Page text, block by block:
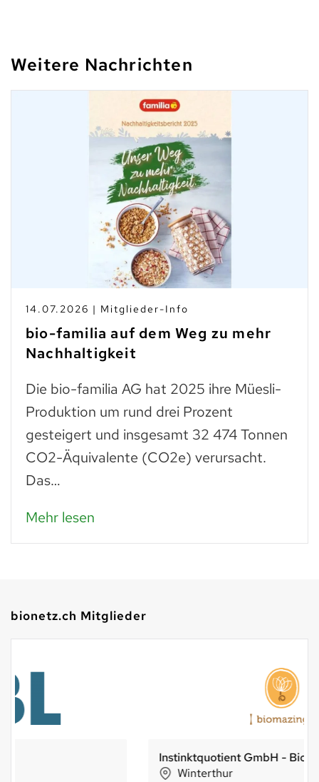
Weitere Nachrichten
14.07.2026 | Mitglieder-Info
bio-familia auf dem Weg zu mehr
Nachhaltigkeit
Die bio-familia AG hat 2025 ihre Müesli-
Produktion um rund drei Prozent
gesteigert und insgesamt 32 474 Tonnen
CO2-Äquivalente (CO2e) verursacht.
Das…
Mehr lesen
bionetz.ch Mitglieder
Instinktquotient GmbH - Biomazing